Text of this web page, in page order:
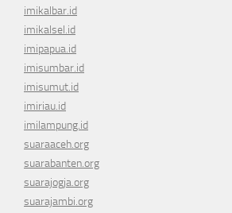
imikalbar.id
imikalsel.id
imipapua.id
imisumbar.id
imisumut.id
imiriau.id
imilampung.id
suaraaceh.org
suarabanten.org
suarajogja.org
suarajambi.org